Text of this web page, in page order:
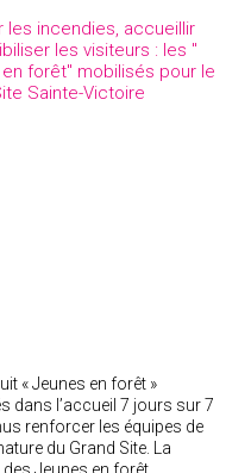
les incendies, accueillir
les visiteurs : les "
forêt" mobilisés pour le
Sainte-Victoire
« Jeunes en forêt »
dans l’accueil 7 jours sur 7
renforcer les équipes de
du Grand Site. La